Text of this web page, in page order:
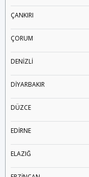
ÇANKIRI
ÇORUM
DENİZLİ
DİYARBAKIR
DÜZCE
EDİRNE
ELAZIĞ